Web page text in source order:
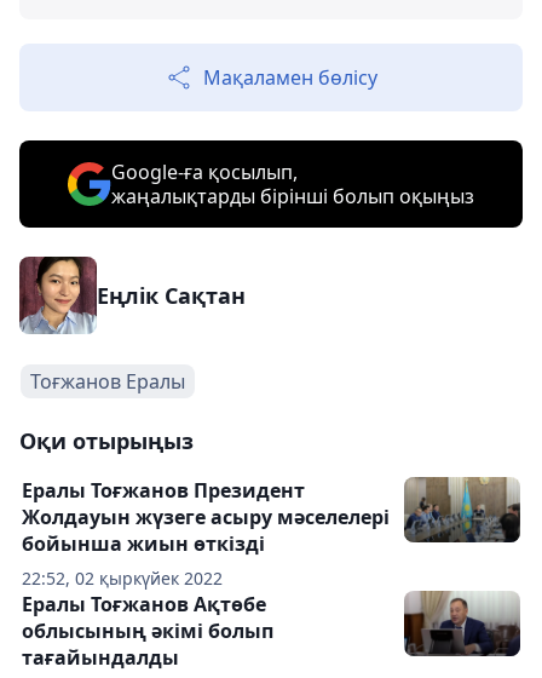
Мақаламен бөлісу
Google-ға қосылып,
жаңалықтарды бірінші болып оқыңыз
Еңлік Сақтан
Тоғжанов Ералы
Оқи отырыңыз
22:52, 02 қыркүйек 2022
Ералы Тоғжанов Президент
Жолдауын жүзеге асыру мәселелері
бойынша жиын өткізді
Ералы Тоғжанов Ақтөбе
облысының әкімі болып
тағайындалды